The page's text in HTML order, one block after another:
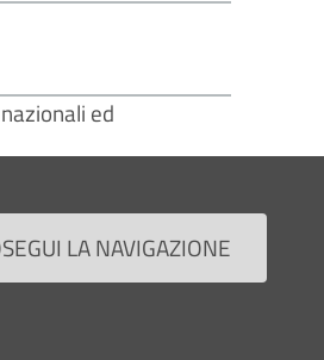
ed
di elezione e
LA NAVIGAZIONE